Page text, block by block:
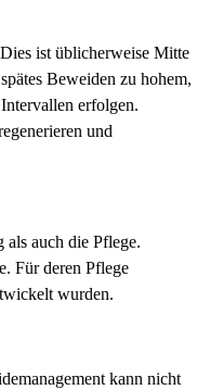
ist üblicherweise Mitte
Beweiden zu hohem,
erfolgen.
und
als auch die Pflege.
Für deren Pflege
wurden.
kann nicht